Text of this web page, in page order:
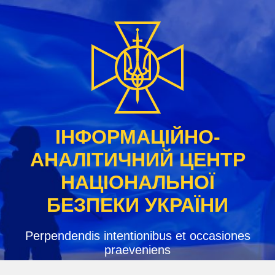
Skip
content
ІНФОРМАЦІЙНО-
АНАЛІТИЧНИЙ ЦЕНТР
НАЦІОНАЛЬНОЇ
БЕЗПЕКИ УКРАЇНИ
Perpendendis intentionibus et occasiones
praeveniens